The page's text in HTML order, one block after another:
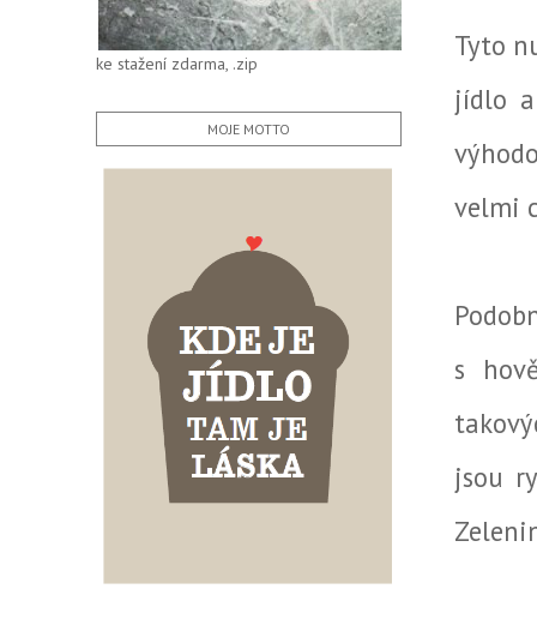
Tyto
jídlo
velmi
s
jsou
ke stažení zdarma, .zip
MOJE MOTTO